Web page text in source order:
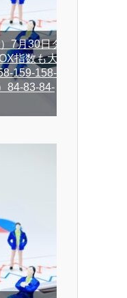
7月30日ダ
指数も大
159-158-
84-83-84-